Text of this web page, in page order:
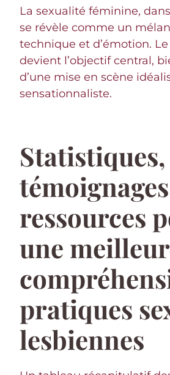
La sexualité féminine,
se révèle comme un
technique et d’émotion.
devient l’objectif central,
d’une mise en scène
sensationnaliste.
Statistiques,
ressources
une
pratiques
lesbiennes